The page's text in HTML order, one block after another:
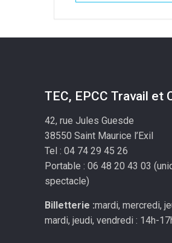
TEC, EPCC Travail et
42, rue Jules Guesde
38550 Saint Maurice l’Exil
Tel : 04 74 29 45 26
Portable : 06 48 20 43 03
spectacle)
Billetterie :mardi, mercredi,
mardi, jeudi, vendredi : 14h-